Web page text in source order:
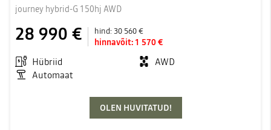
journey hybrid-G 150hj AWD
28 990 € hind:30 560 €
hinnavõit: 1 570 €
Hübriid
AWD
Automaat
OLEN HUVITATUD!